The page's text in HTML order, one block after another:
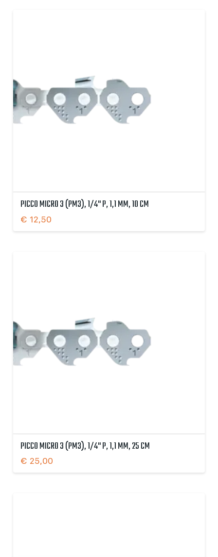
PICCO MICRO 3 (PM3), 1/4" P, 1,1 MM, 10 CM
€ 12,50
PICCO MICRO 3 (PM3), 1/4" P, 1,1 MM, 25 CM
€ 25,00